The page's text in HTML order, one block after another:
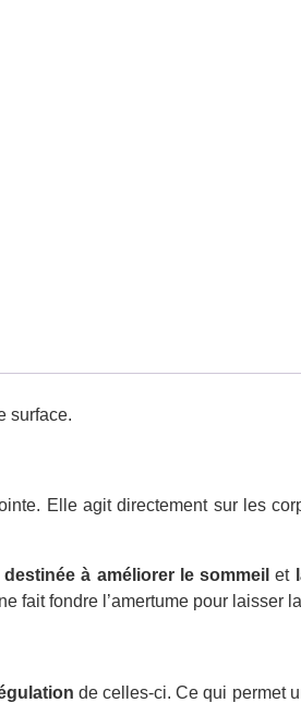
surface.
Elle agit directement sur les
destinée à améliorer le sommeil et
fait fondre l’amertume pour laisser
de celles-ci. Ce qui permet